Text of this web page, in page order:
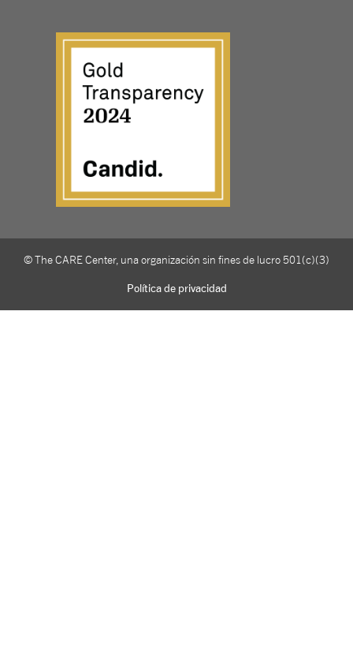
© The CARE Center, una organización sin fines de lucro 501(c)(3)
Política de privacidad